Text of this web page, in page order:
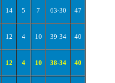
14 5 7 63-30 47
12 4 10 39-34 40
12 4 10 38-34 40